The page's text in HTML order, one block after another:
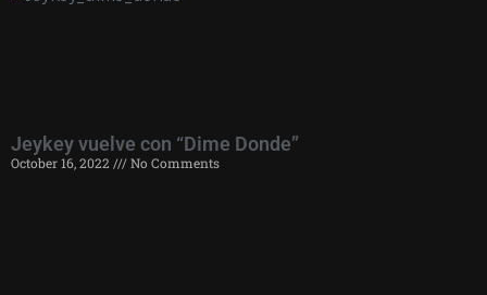
Jeykey vuelve con “Dime Donde”
October 16, 2022 No Comments